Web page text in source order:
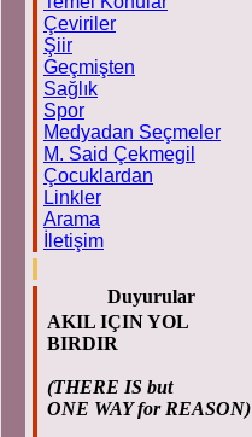
Çeviriler
Şiir
Geçmişten
Sağlık
Spor
Medyadan Seçmeler
M. Said Çekmegil
Çocuklardan
Linkler
Arama
İletişim
Duyurular
AKIL IÇIN YOL
BIRDIR
(THERE IS but
ONE WAY for REASON)